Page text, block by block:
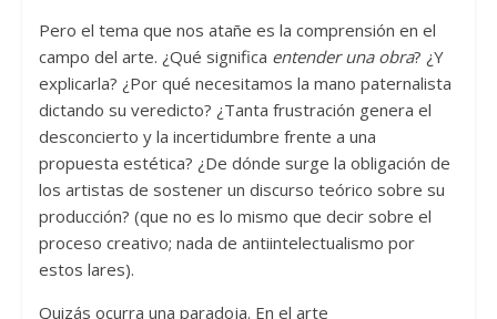
Pero el tema que nos atañe es la comprensión en el
campo del arte. ¿Qué significa entender una obra? ¿Y
explicarla? ¿Por qué necesitamos la mano paternalista
dictando su veredicto? ¿Tanta frustración genera el
desconcierto y la incertidumbre frente a una
propuesta estética? ¿De dónde surge la obligación de
los artistas de sostener un discurso teórico sobre su
producción? (que no es lo mismo que decir sobre el
proceso creativo; nada de antiintelectualismo por
estos lares).
Quizás ocurra una paradoja. En el arte